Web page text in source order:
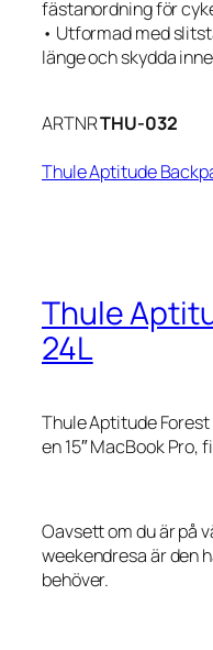
fästanordning för
• Utformad med
länge och skydda
ARTNRTHU-032
Thule Aptitude
Thule
24L
Thule Aptitude
en 15″ MacBook Pro,
Oavsett om du är på
weekendresa är den
behöver.